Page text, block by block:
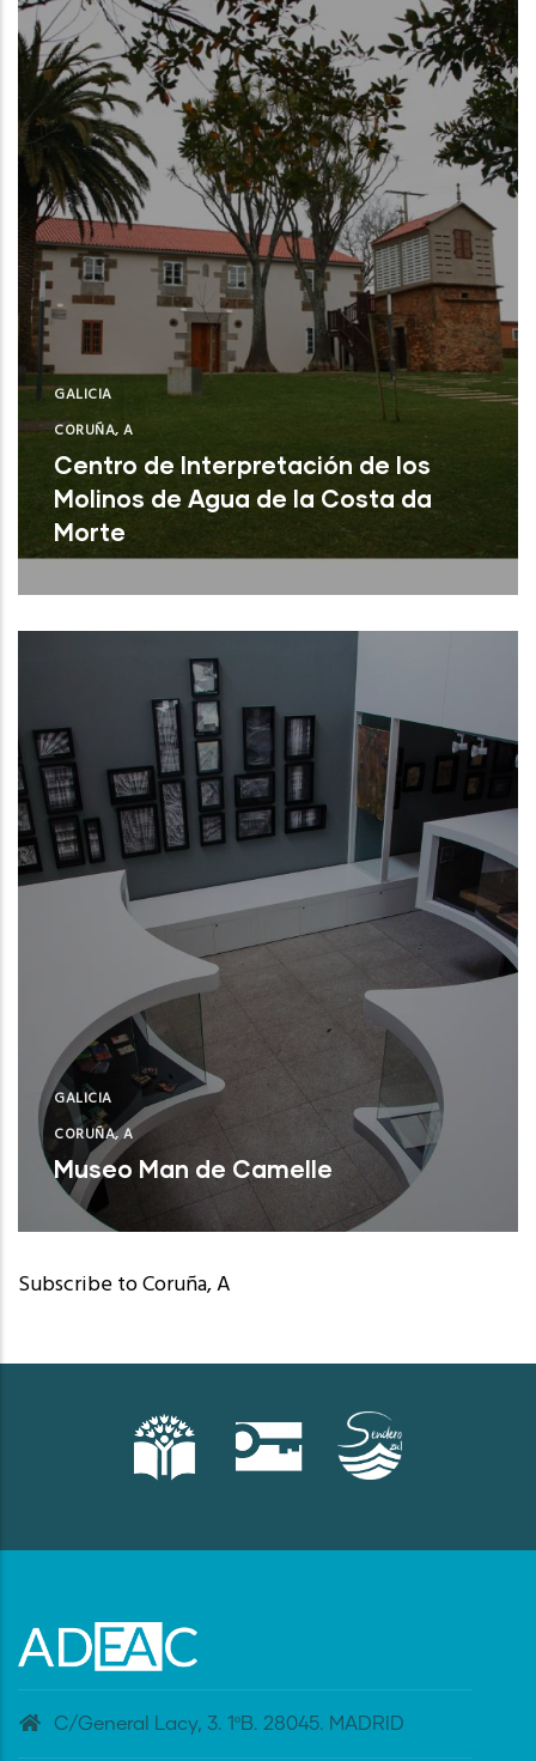
GALICIA
CORUÑA, A
Centro de Interpretación de los
Molinos de Agua de la Costa da
Morte
A Laracha (A Coruña)
GALICIA
CORUÑA, A
Museo Man de Camelle
Camariñas (A Coruña)
Subscribe to Coruña, A
C/General Lacy, 3. 1ºB. 28045. MADRID